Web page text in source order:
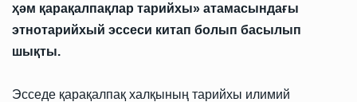
ҳәм қарақалпақлар тарийхы» атамасындағы
этнотарийхый эссеси китап болып басылып
шықты.
Эсседе қарақалпақ халқының тарийхы илимий